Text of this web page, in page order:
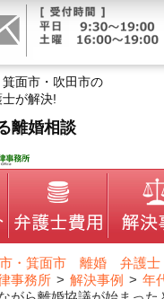
面市・吹田市の
が解決!
離婚相談
・箕面市 離婚 弁護士
事務所 > 解決事例 > 年